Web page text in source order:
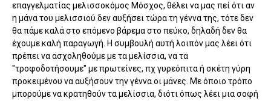
επαγγελματίας μελισσοκόμος Μόσχος, θέλει να μας πεί ότι αν
η μάνα του μελισσιού δεν αυξήσει τώρα τη γέννα της, τότε δεν
θα πάμε καλά στο επόμενο βάρεμα στο πεύκο, δηλαδή δεν θα
έχουμε καλή παραγωγή. Η συμβουλή αυτή λοιπόν μας λέει ότι
πρέπει να ασχοληθούμε με τα μελίσσια, να τα
"τροφοδοτήσουμε" με πρωτείνες, πχ γυρεόπιτα ή σκέτη γύρη
προκειμένου να αυξήσουν την γέννα οι μάνες. Με όποιο τρόπο
μπορούμε να κρατηθούν τα μελίσσια, διότι όπως λέει μια σοφή